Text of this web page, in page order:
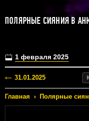
ПОЛЯРНЫЕ СИЯНИЯ В
1 февраля 2025
31.01.2025
Главная › Полярные